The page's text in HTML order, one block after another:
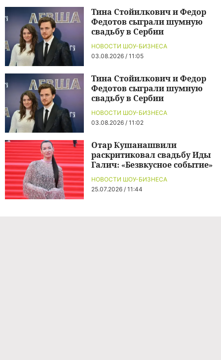
НОВОСТИ ШОУ-БИЗНЕСА
03.08.2026 / 11:05
Тина Стойилкович и Федор
Федотов сыграли шумную
свадьбу в Сербии
НОВОСТИ ШОУ-БИЗНЕСА
03.08.2026 / 11:02
Тина Стойилкович и Федор
Федотов сыграли шумную
свадьбу в Сербии
НОВОСТИ ШОУ-БИЗНЕСА
25.07.2026 / 11:44
Отар Кушанашвили
раскритиковал свадьбу Иды
Галич: «Безвкусное событие»